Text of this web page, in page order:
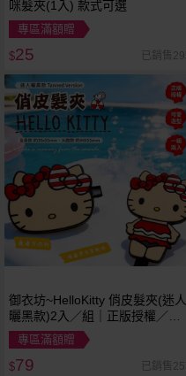
咪髮夾(1入) 款式可選
專區滿額贈
$25 已銷售
御衣坊~HelloKitty 俏皮髮夾(迷人
曬黑款)2入／組｜正版授權／造
型鴨嘴夾／瀏海夾／萬用小物夾
專區滿額贈
$79 已銷售